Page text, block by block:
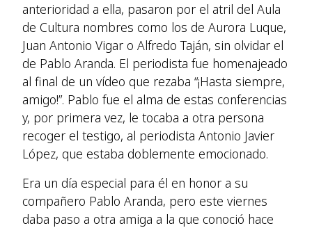
anterioridad a ella, pasaron por el atril del Aula
de Cultura nombres como los de Aurora Luque,
Juan Antonio Vigar o Alfredo Taján, sin olvidar el
de Pablo Aranda. El periodista fue homenajeado
al final de un vídeo que rezaba “¡Hasta siempre,
amigo!”. Pablo fue el alma de estas conferencias
y, por primera vez, le tocaba a otra persona
recoger el testigo, al periodista Antonio Javier
López, que estaba doblemente emocionado.
Era un día especial para él en honor a su
compañero Pablo Aranda, pero este viernes
daba paso a otra amiga a la que conoció hace